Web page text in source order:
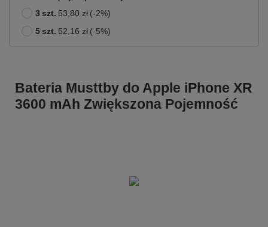
3 szt. 53,80 zł (-2%)
5szt. 52,16 zł (-5%)
Bateria Musttby do Apple iPhone XR
3600 mAh Zwiększona Pojemność